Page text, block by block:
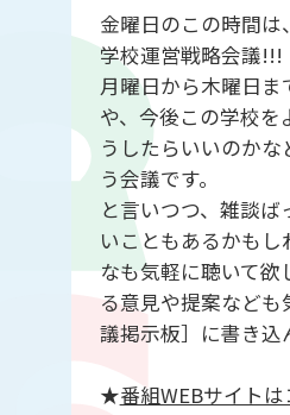
金曜日のこの時間
学校運営戦略会議!!!
月曜日から木曜日
や、今後この学校
うしたらいいのか
う会議です。
と言いつつ、雑談
いこともあるかも
なも気軽に聴いて欲
る意見や提案など
議掲示板］に書き込
★番組WEBサイト